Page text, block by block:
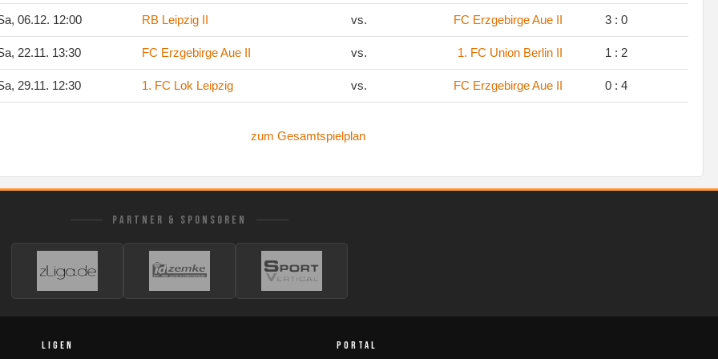
06.12. 12:00 RB Leipzig II vs. FC Erzgebirge Aue II 3 : 0
22.11. 13:30 FC Erzgebirge Aue II vs. 1. FC Union Berlin II 1 : 2
29.11. 12:30 1. FC Lok Leipzig vs. FC Erzgebirge Aue II 0 : 4
zum Gesamtspielplan
PARTNER & SPONSOREN
LIGEN PORTAL